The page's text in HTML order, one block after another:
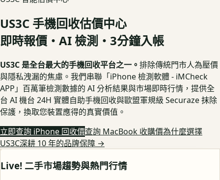
US3C 手機回收估價中心
即時報價・AI 檢測・3分鐘入帳
US3C 是全台最大的手機回收平台之一。 排除傳統門市人為壓價
與隱私洩漏的焦慮。我們串聯「iPhone 檢測軟體 - iMCheck
APP」百萬筆檢測數據的 AI 分析結果與市場即時行情，提供全
台 AI 機台 24H 實體自助手機回收與歐盟軍規級 Securaze 抹除
保護，換取您裝置應得的真實價值。
立即查詢 iPhone 回收價查詢 MacBook 收購價為什麼選擇
US3C深耕 10 年的品牌保障 →
Live! 二手市場趨勢與熱門行情